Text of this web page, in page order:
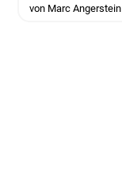
von Marc Angerstein